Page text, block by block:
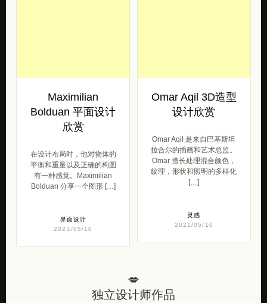
Maximilian
Bolduan 平面设计
欣赏
在设计布局时，他对物体的
平衡和重量以及正确的构图
有一种感觉。Maximilian
Bolduan 分享一个图形 […]
界面设计
2021/05/10
Omar Aqil 3D造型
设计欣赏
Omar Aqil 是来自巴基斯坦
拉合尔的插画和艺术总监。
Omar 擅长处理混合颜色，
纹理，形状和照明的多样化
[…]
灵感
2021/05/10
💋
独立设计师作品